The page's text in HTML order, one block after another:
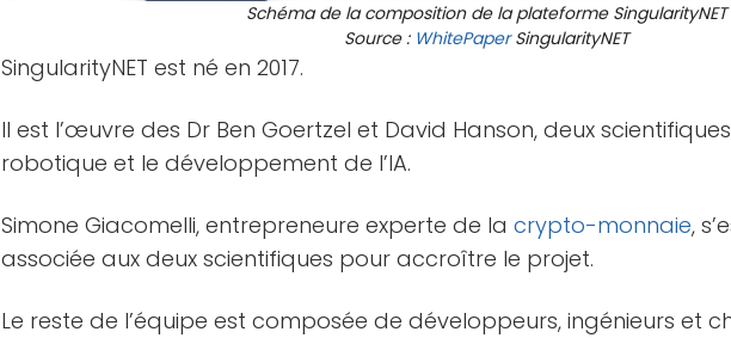
Schéma de la composition de la plateforme SingularityNET
Source : WhitePaperSingularityNET
SingularityNET est né en 2017.
Il est l’œuvre des Dr Ben Goertzel et David Hanson, deux
robotique et le développement de l’IA.
Simone Giacomelli, entrepreneure experte de lacrypto-monnaie,
associée aux deux scientifiques pour accroître le projet.
Le reste de l’équipe est composée de développeurs, ingénieurs et